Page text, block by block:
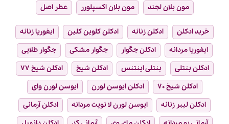
مون بلان لجند
مون بلان اکسپلورر عطر اصل
خرید ادکلن ادکلن زنانه ادکلن کلوین کلین
ایفوریا زنانه
ایفوریا مردانه
ادکلن جگوار جگوار مشکی
جگوار طلایی
ادکلن بنتلی
بنتلی اینتنس ادکلن شیخ
ادکلن شیخ ۷۷
ادکلن شیخ ۷۰
ادکلن ایوسن لورن
ایوسن لورن وای
ادکلن لیبر زنانه
ایوسن لورن لا نویت مردانه
ادکلن آرمانی